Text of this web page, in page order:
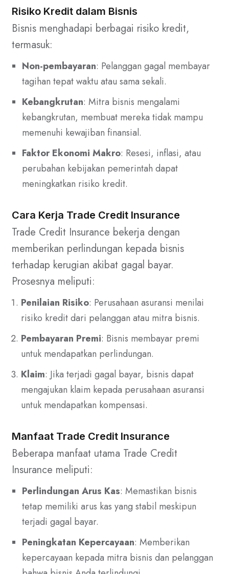
Risiko Kredit dalam Bisnis
Bisnis menghadapi berbagai risiko kredit,
termasuk:
Non-pembayaran: Pelanggan gagal membayar
tagihan tepat waktu atau sama sekali.
Kebangkrutan: Mitra bisnis mengalami
kebangkrutan, membuat mereka tidak mampu
memenuhi kewajiban finansial.
Faktor Ekonomi Makro: Resesi, inflasi, atau
perubahan kebijakan pemerintah dapat
meningkatkan risiko kredit.
Cara Kerja Trade Credit Insurance
Trade Credit Insurance bekerja dengan
memberikan perlindungan kepada bisnis
terhadap kerugian akibat gagal bayar.
Prosesnya meliputi:
Penilaian Risiko: Perusahaan asuransi menilai
risiko kredit dari pelanggan atau mitra bisnis.
Pembayaran Premi: Bisnis membayar premi
untuk mendapatkan perlindungan.
Klaim: Jika terjadi gagal bayar, bisnis dapat
mengajukan klaim kepada perusahaan asuransi
untuk mendapatkan kompensasi.
Manfaat Trade Credit Insurance
Beberapa manfaat utama Trade Credit
Insurance meliputi:
Perlindungan Arus Kas: Memastikan bisnis
tetap memiliki arus kas yang stabil meskipun
terjadi gagal bayar.
Peningkatan Kepercayaan: Memberikan
kepercayaan kepada mitra bisnis dan pelanggan